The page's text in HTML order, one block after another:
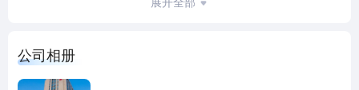
已成为国内研究和生产表面活性剂、油脂化学品的龙头企
业。
公司相册